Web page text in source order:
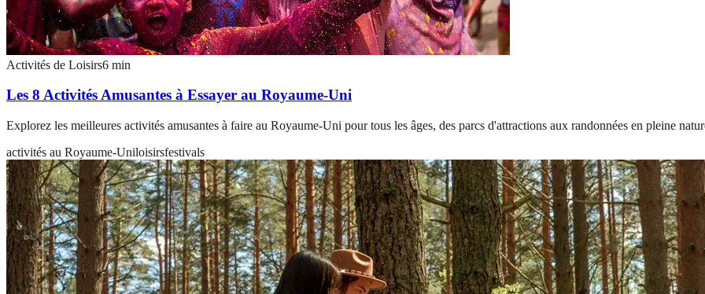
Activités de Loisirs6 min
Les 8 Activités Amusantes à Essayer au Royaume-Uni
Explorez les meilleures activités amusantes à faire au Royaume-Uni pour tous les âges, des parcs d'attractions aux randonnées en pleine
activités au Royaume-Uniloisirsfestivals